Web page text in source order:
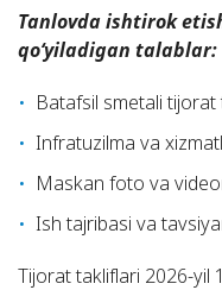
Tanlovda ishtirok
qo‘yiladigan talablar:
Batafsil smetali tijorat
Infratuzilma va
Maskan foto va
Ish tajribasi va
Tijorat takliflari 2026-yil